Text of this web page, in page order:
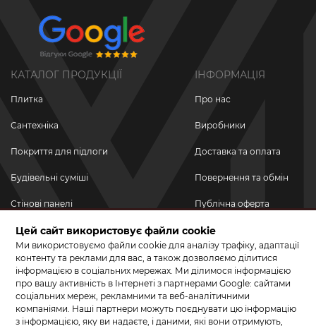
КАТАЛОГ ПРОДУКЦІЇ
Плитка
Сантехніка
Покриття для підлоги
Будівельні суміші
Стінові панелі
Новинки
Акційні товари
Акції/Знижки
ІНФОРМАЦІЯ
Про нас
Виробники
Доставка та оплата
Повернення та обмін
Публічна оферта
Політика
конфіденційності
ПРИЄДНУЙТЕСЬ ДО НАС У СОЦМЕРЕЖАХ
Цей сайт використовує файли cookie
Ми використовуємо файли cookie для аналізу трафіку, адаптації
контенту та реклами для вас, а також дозволяємо ділитися
інформацією в соціальних мережах. Ми ділимося інформацією
про вашу активність в Інтернеті з партнерами Google: сайтами
соціальних мереж, рекламними та веб-аналітичними
компаніями. Наші партнери можуть поєднувати цю інформацію
з інформацією, яку ви надаєте, і даними, які вони отримують,